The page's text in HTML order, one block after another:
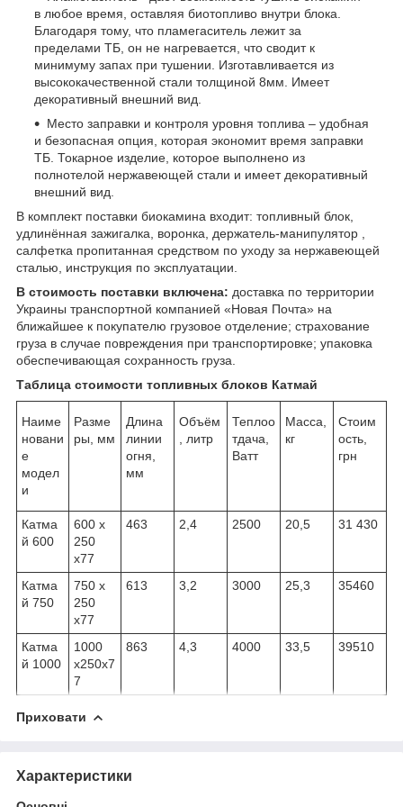
в любое время, оставляя биотопливо внутри блока.
Благодаря тому, что пламегаситель лежит за
пределами ТБ, он не нагревается, что сводит к
минимуму запах при тушении. Изготавливается из
высококачественной стали толщиной 8мм. Имеет
декоративный внешний вид.
Место заправки и контроля уровня топлива – удобная
и безопасная опция, которая экономит время заправки
ТБ. Токарное изделие, которое выполнено из
полнотелой нержавеющей стали и имеет декоративный
внешний вид.
В комплект поставки биокамина входит: топливный блок,
удлинённая зажигалка, воронка, держатель-манипулятор ,
салфетка пропитанная средством по уходу за нержавеющей
сталью, инструкция по эксплуатации.
В стоимость поставки включена: доставка по территории
Украины транспортной компанией «Новая Почта» на
ближайшее к покупателю грузовое отделение; страхование
груза в случае повреждения при транспортировке; упаковка
обеспечивающая сохранность груза.
Таблица стоимости топливных блоков Катмай
Наиме
новани
е
модел
и
Разме
ры, мм
Длина
линии
огня,
мм
Объём
, литр
Теплоо
тдача,
Ватт
Масса,
кг
Стоим
ость,
грн
Катма
й 600
600 х
250
х77
463 2,4 2500 20,5 31 430
Катма
й 750
750 х
250
х77
613 3,2 3000 25,3 35460
Катма
й 1000
1000
х250х7
7
863 4,3 4000 33,5 39510
Приховати
Характеристики